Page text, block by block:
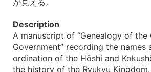
Description
A manuscript of “Genealogy of the
Government” recording the names
ordination of the Hōshi and
the history of the Ryukyu